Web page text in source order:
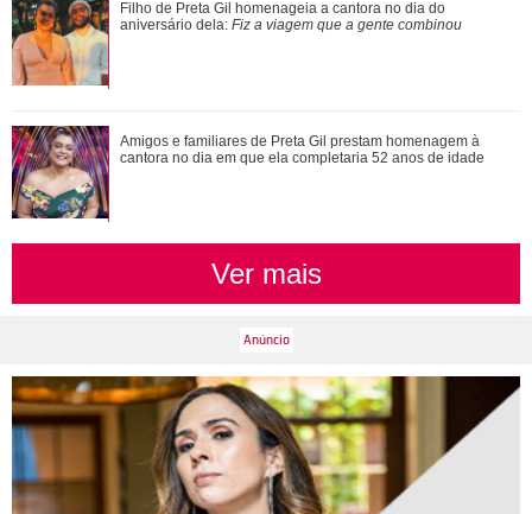
Reagiu com Uau?! Vini Jr. teria curtido e interagido em foto
de atriz, diz colunista
Filho de Preta Gil homenageia a cantora no dia do
aniversário dela: Fiz a viagem que a gente combinou
Amigos e familiares de Preta Gil prestam homenagem à
cantora no dia em que ela completaria 52 anos de idade
Ver mais